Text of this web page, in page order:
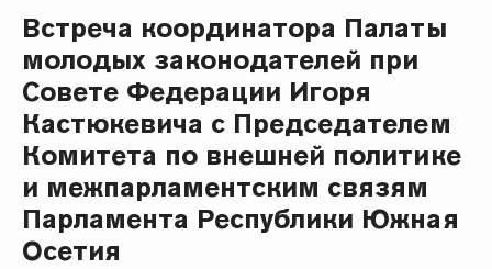
Встреча координатора Палаты
молодых законодателей при
Совете Федерации Игоря
Кастюкевича с Председателем
Комитета по внешней политике
и межпарламентским связям
Парламента Республики Южная
Осетия